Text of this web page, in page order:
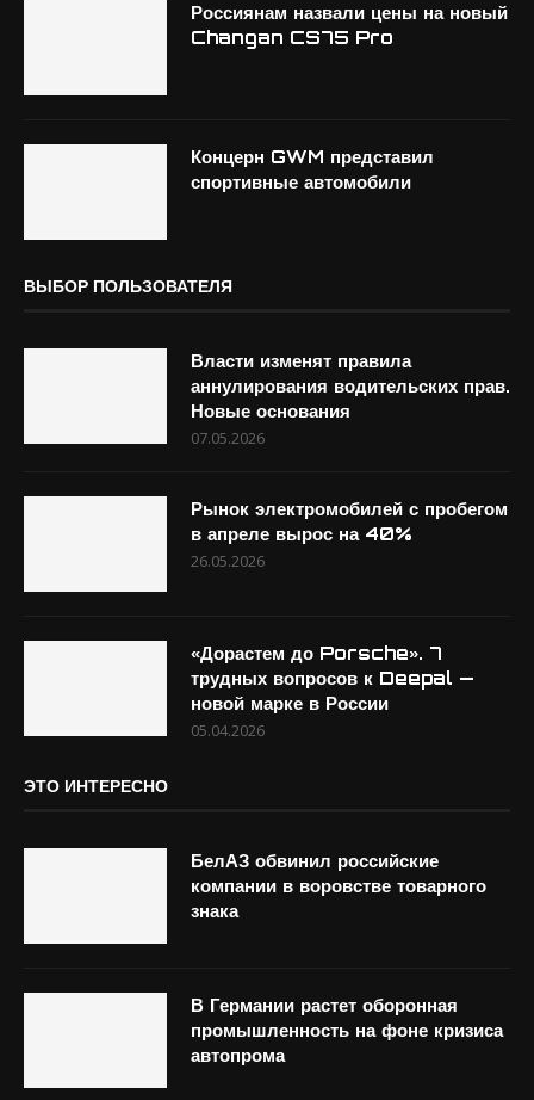
Россиянам назвали цены на новый
Changan CS75 Pro
Концерн GWM представил
спортивные автомобили
ВЫБОР ПОЛЬЗОВАТЕЛЯ
Власти изменят правила
аннулирования водительских прав.
Новые основания
07.05.2026
Рынок электромобилей с пробегом
в апреле вырос на 40%
26.05.2026
«Дорастем до Porsche». 7
трудных вопросов к Deepal —
новой марке в России
05.04.2026
ЭТО ИНТЕРЕСНО
БелАЗ обвинил российские
компании в воровстве товарного
знака
В Германии растет оборонная
промышленность на фоне кризиса
автопрома